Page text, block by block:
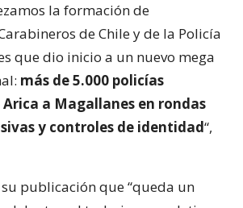
la formación de
de Chile y de la Policía
que dio inicio a un nuevo mega
más de 5.000 policías
Arica a Magallanes en rondas
y controles de identidad“,
publicación que “queda un